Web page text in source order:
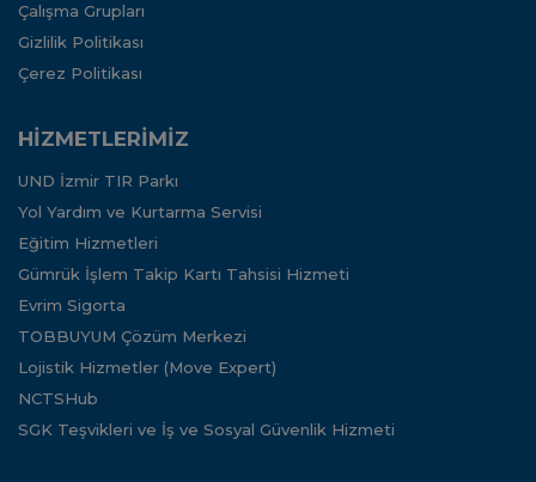
Çalışma Grupları
Gizlilik Politikası
Çerez Politikası
HİZMETLERİMİZ
UND İzmir TIR Parkı
Yol Yardım ve Kurtarma Servisi
Eğitim Hizmetleri
Gümrük İşlem Takip Kartı Tahsisi Hizmeti
Evrim Sigorta
TOBBUYUM Çözüm Merkezi
Lojistik Hizmetler (Move Expert)
NCTSHub
SGK Teşvikleri ve İş ve Sosyal Güvenlik Hizmeti